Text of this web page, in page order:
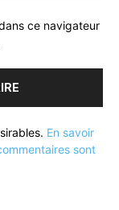
ce navigateur
En savoir
sont